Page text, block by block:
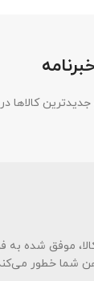
کالاها
کالا و تضمین اصل‌بودن
شما خطور می‌کند